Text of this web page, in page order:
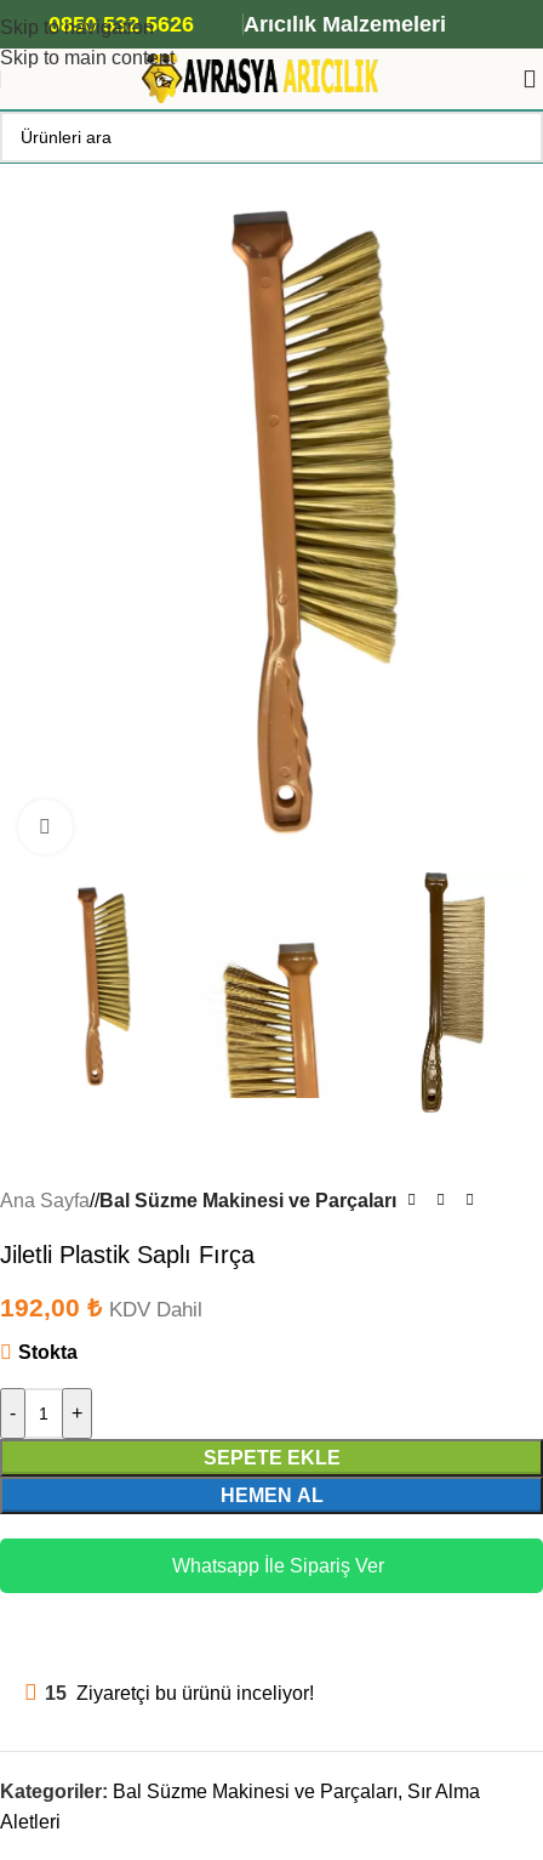
Skip to navigation
Skip to main content
ANA ARI SİPARİŞİ İÇİN TIKLAYIN
0850 532 5626 Arıcılık Malzemeleri
Ana Sayfa/ Bal Süzme Makinesi ve Parçaları
Jiletli Plastik Saplı Fırça
192,00 ₺ KDV Dahil
Stokta
- +
SEPETE EKLE
HEMEN AL
Whatsapp İle Sipariş Ver
15 Ziyaretçi bu ürünü inceliyor!
Kategoriler: Bal Süzme Makinesi ve Parçaları, Sır Alma
Aletleri